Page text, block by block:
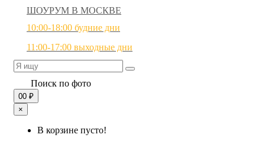
ШОУРУМ В МОСКВЕ
10:00-18:00 будние дни
11:00-17:00 выходные дни
Поиск по фото
00 ₽
×
В корзине пусто!